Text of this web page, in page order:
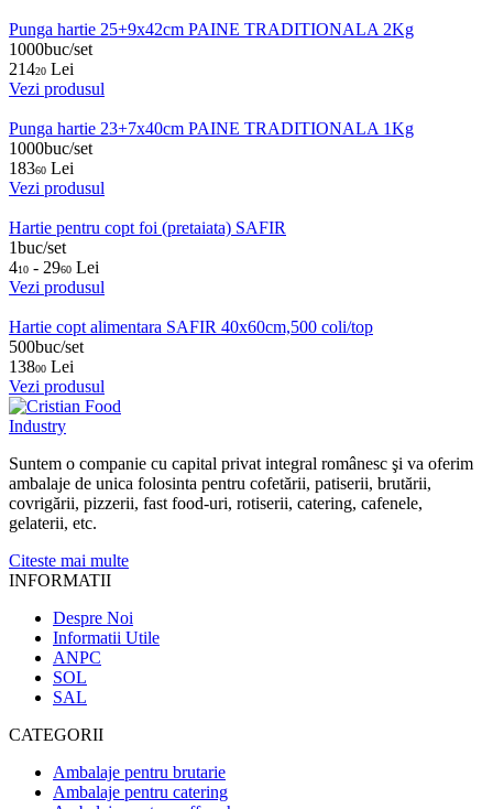
Punga hartie 25+9x42cm PAINE TRADITIONALA 2Kg
1000buc/set
21420 Lei
Vezi produsul
Punga hartie 23+7x40cm PAINE TRADITIONALA 1Kg
1000buc/set
18360 Lei
Vezi produsul
Hartie pentru copt foi (pretaiata) SAFIR
1buc/set
410 - 2960 Lei
Vezi produsul
Hartie copt alimentara SAFIR 40x60cm,500 coli/top
500buc/set
13800 Lei
Vezi produsul
Suntem o companie cu capital privat integral românesc şi va oferim
ambalaje de unica folosinta pentru cofetării, patiserii, brutării,
covrigării, pizzerii, fast food-uri, rotiserii, catering, cafenele,
gelaterii, etc.
Citeste mai multe
INFORMATII
Despre Noi
Informatii Utile
ANPC
SOL
SAL
CATEGORII
Ambalaje pentru brutarie
Ambalaje pentru catering